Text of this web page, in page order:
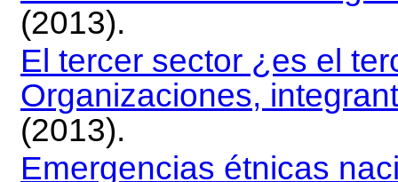
(2013).
El tercer sector ¿es el
Organizaciones,
(2013).
Emergencias étnicas